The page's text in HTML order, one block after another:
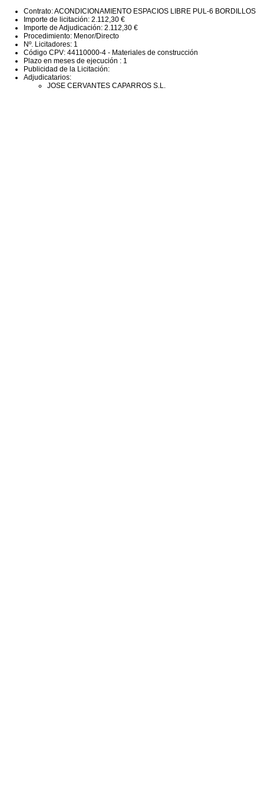
Contrato: ACONDICIONAMIENTO ESPACIOS LIBRE PUL-6 BORDILLOS
Importe de licitación: 2.112,30 €
Importe de Adjudicación: 2.112,30 €
Procedimiento: Menor/Directo
Nº. Licitadores: 1
Código CPV: 44110000-4 - Materiales de construcción
Plazo en meses de ejecución : 1
Publicidad de la Licitación:
Adjudicatarios:
JOSE CERVANTES CAPARROS S.L.